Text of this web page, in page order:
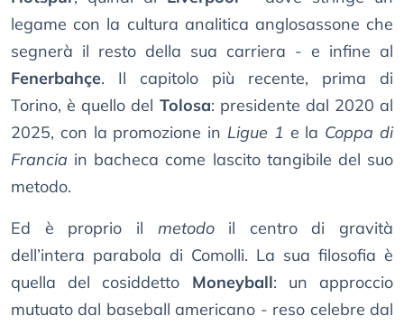
legame con la cultura analitica anglosassone che
segnerà il resto della sua carriera - e infine al
Fenerbahçe. Il capitolo più recente, prima di
Torino, è quello del Tolosa: presidente dal 2020 al
2025, con la promozione in Ligue 1 e la Coppa di
Francia in bacheca come lascito tangibile del suo
metodo.
Ed è proprio il metodoil centro di gravità
dell’intera parabola di Comolli. La sua filosofia è
quella del cosiddetto Moneyball: un approccio
mutuato dal baseball americano - reso celebre dal